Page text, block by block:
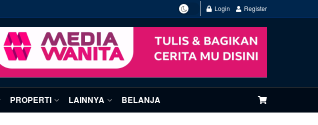
Login Register
PROPERTI LAINNYA BELANJA